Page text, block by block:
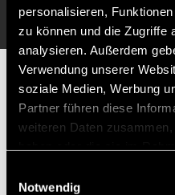
personalisieren,
zu können und die Zugriffe
analysieren. Außerdem
Verwendung unserer
soziale Medien, Werbung
Partner führen diese
weiteren Daten
Notwendig
Partner